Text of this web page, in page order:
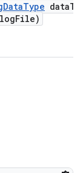
DataType data
logFile)